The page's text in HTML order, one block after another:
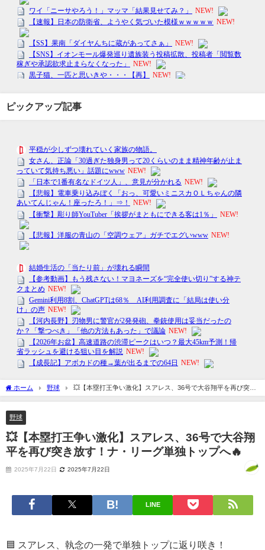
ピックアップ記事
ホーム 野球
💥【本塁打王争い激化】スアレス、36号で大谷翔平を再び突き
放す！ナ・リーグ単独トップへ🔥
野球
💥【本塁打王争い激化】スアレス、36号で大谷翔
平を再び突き放す！ナ・リーグ単独トップへ🔥
2025年7月22日 2025年7月22日
LINE
🟦 スアレス、執念の一発で単独トップに返り咲き！